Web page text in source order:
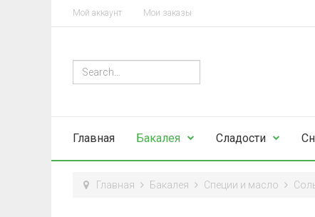
Мой аккаунт Мои заказы
Главная Бакалея Сладости
Главная Бакалея Специи и масло